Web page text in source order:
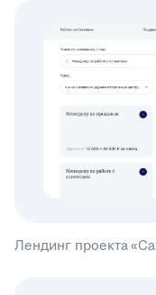
Лендинг проекта